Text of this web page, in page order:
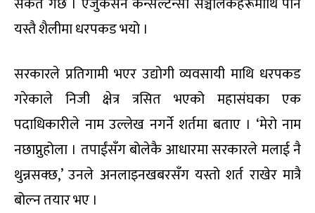
यस्तै शैलीमा धरपकड भयो ।
सरकारले प्रतिगामी भएर उद्योगी व्यवसायी माथि धरपकड
गरेकाले निजी क्षेत्र त्रसित भएको महासंघका एक
पदाधिकारीले नाम उल्लेख नगर्ने शर्तमा बताए । ‘मेरो नाम
नछाप्नुहोला । तपाईंसँग बोलेकै आधारमा सरकारले मलाई नै
थुन्नसक्छ,’ उनले अनलाइनखबरसँग यस्तो शर्त राखेर मात्रै
बोल्न तयार भए ।